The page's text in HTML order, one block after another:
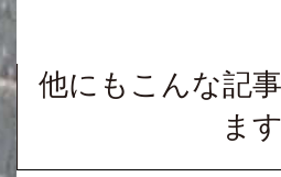
他にもこんな記
ます